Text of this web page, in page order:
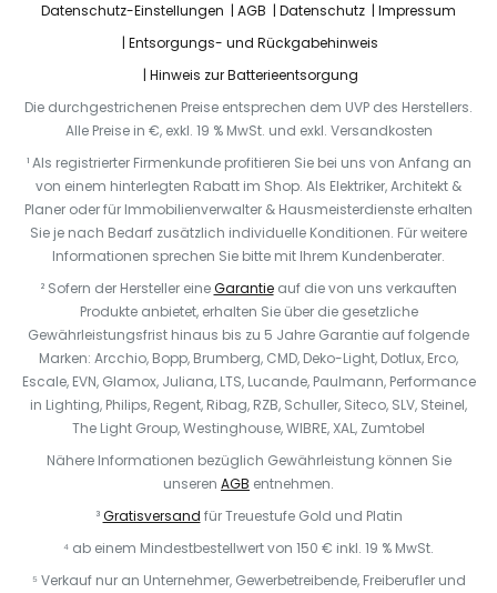
Datenschutz-Einstellungen AGB Datenschutz
Impressum
Entsorgungs- und Rückgabehinweis
Hinweis zur Batterieentsorgung
Die durchgestrichenen Preise entsprechen dem UVP des Herstellers.
Alle Preise in €, exkl. 19 % MwSt. und exkl. Versandkosten
¹ Als registrierter Firmenkunde profitieren Sie bei uns von Anfang an
von einem hinterlegten Rabatt im Shop. Als Elektriker, Architekt &
Planer oder für Immobilienverwalter & Hausmeisterdienste erhalten
Sie je nach Bedarf zusätzlich individuelle Konditionen. Für weitere
Informationen sprechen Sie bitte mit Ihrem Kundenberater.
² Sofern der Hersteller eineGarantieauf die von uns verkauften
Produkte anbietet, erhalten Sie über die gesetzliche
Gewährleistungsfrist hinaus bis zu 5 Jahre Garantie auf folgende
Marken: Arcchio, Bopp, Brumberg, CMD, Deko-Light, Dotlux, Erco,
Escale, EVN, Glamox, Juliana, LTS, Lucande, Paulmann, Performance
in Lighting, Philips, Regent, Ribag, RZB, Schuller, Siteco, SLV, Steinel,
The Light Group, Westinghouse, WIBRE, XAL, Zumtobel
Nähere Informationen bezüglich Gewährleistung können Sie
unseren AGB entnehmen.
³Gratisversand für Treuestufe Gold und Platin
⁴ ab einem Mindestbestellwert von 150 € inkl. 19 % MwSt.
⁵ Verkauf nur an Unternehmer, Gewerbetreibende, Freiberufler und